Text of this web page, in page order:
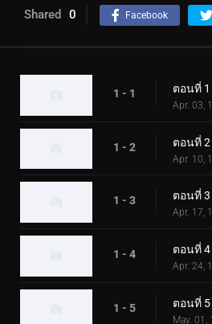
Shared 0 Facebook
1 - 1 ตอนที่
Apr. 03,
1 - 2 ตอนที่
Apr. 10,
1 - 3 ตอนที่
Apr. 17,
1 - 4 ตอนที่ 4
Apr. 24,
1 - 5 ตอนที่
May. 01,